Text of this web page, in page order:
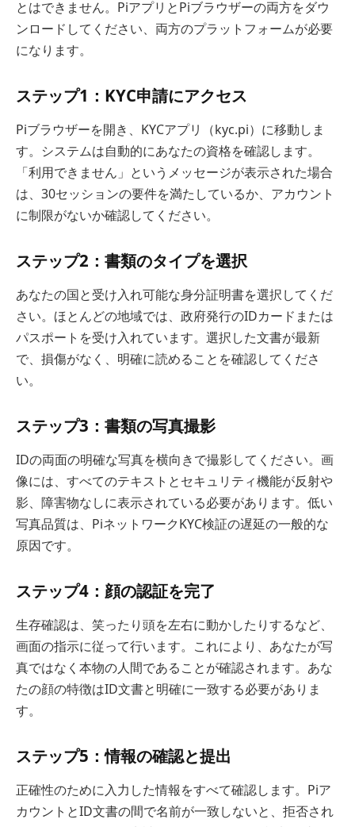
とはできません。PiアプリとPiブラウザーの両方をダウ
ンロードしてください、両方のプラットフォームが必要
になります。
ステップ1：KYC申請にアクセス
Piブラウザーを開き、KYCアプリ（kyc.pi）に移動しま
す。システムは自動的にあなたの資格を確認します。
「利用できません」というメッセージが表示された場合
は、30セッションの要件を満たしているか、アカウント
に制限がないか確認してください。
ステップ2：書類のタイプを選択
あなたの国と受け入れ可能な身分証明書を選択してくだ
さい。ほとんどの地域では、政府発行のIDカードまたは
パスポートを受け入れています。選択した文書が最新
で、損傷がなく、明確に読めることを確認してくださ
い。
ステップ3：書類の写真撮影
IDの両面の明確な写真を横向きで撮影してください。画
像には、すべてのテキストとセキュリティ機能が反射や
影、障害物なしに表示されている必要があります。低い
写真品質は、PiネットワークKYC検証の遅延の一般的な
原因です。
ステップ4：顔の認証を完了
生存確認は、笑ったり頭を左右に動かしたりするなど、
画面の指示に従って行います。これにより、あなたが写
真ではなく本物の人間であることが確認されます。あな
たの顔の特徴はID文書と明確に一致する必要がありま
す。
ステップ5：情報の確認と提出
正確性のために入力した情報をすべて確認します。Piア
カウントとID文書の間で名前が一致しないと、拒否され